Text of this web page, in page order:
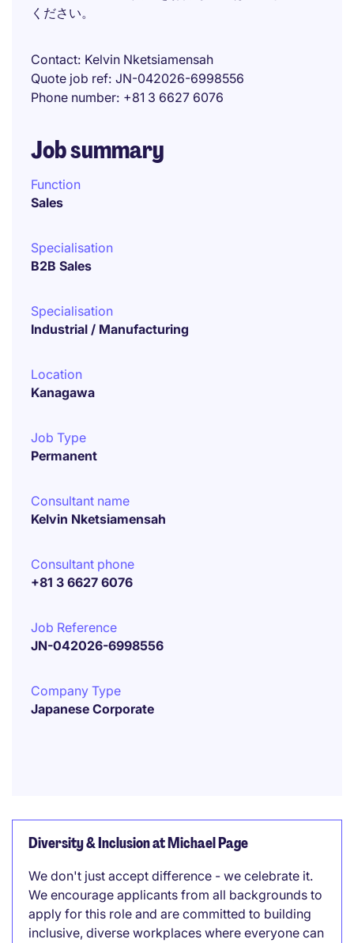
ください。
Contact Kelvin Nketsiamensah
Quote job ref JN-042026-6998556
Phone number +81 3 6627 6076
Job summary
Function
Sales
Specialisation
B2B Sales
Specialisation
Industrial / Manufacturing
Location
Kanagawa
Job Type
Permanent
Consultant name
Kelvin Nketsiamensah
Consultant phone
+81 3 6627 6076
Job Reference
JN-042026-6998556
Company Type
Japanese Corporate
Diversity & Inclusion at Michael Page
We don't just accept difference - we celebrate it.
We encourage applicants from all backgrounds to
apply for this role and are committed to building
inclusive, diverse workplaces where everyone can